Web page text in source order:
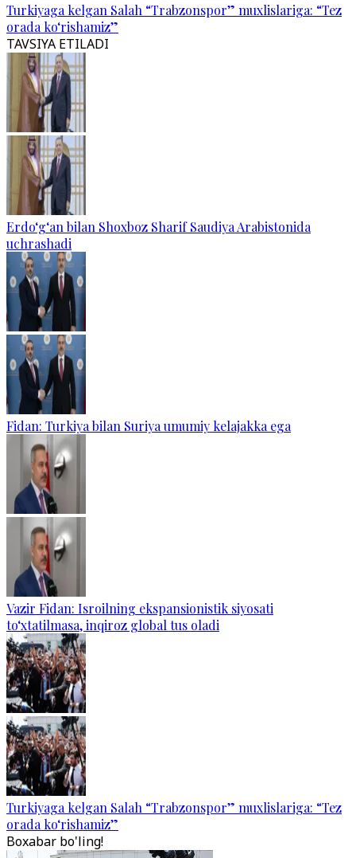
Turkiyaga kelgan Salah “Trabzonspor” muxlislariga: “Tez
orada ko‘rishamiz”
TAVSIYA ETILADI
Erdo‘g‘an bilan Shoxboz Sharif Saudiya Arabistonida
uchrashadi
Fidan: Turkiya bilan Suriya umumiy kelajakka ega
Vazir Fidan: Isroilning ekspansionistik siyosati
to‘xtatilmasa, inqiroz global tus oladi
Turkiyaga kelgan Salah “Trabzonspor” muxlislariga: “Tez
orada ko‘rishamiz”
Boxabar bo'ling!